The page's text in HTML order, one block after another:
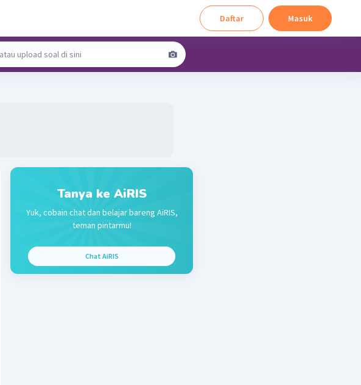
Daftar Masuk
Tanya ke AiRIS
Yuk, cobain chat dan belajar bareng AiRIS,
teman pintarmu!
Chat AiRIS